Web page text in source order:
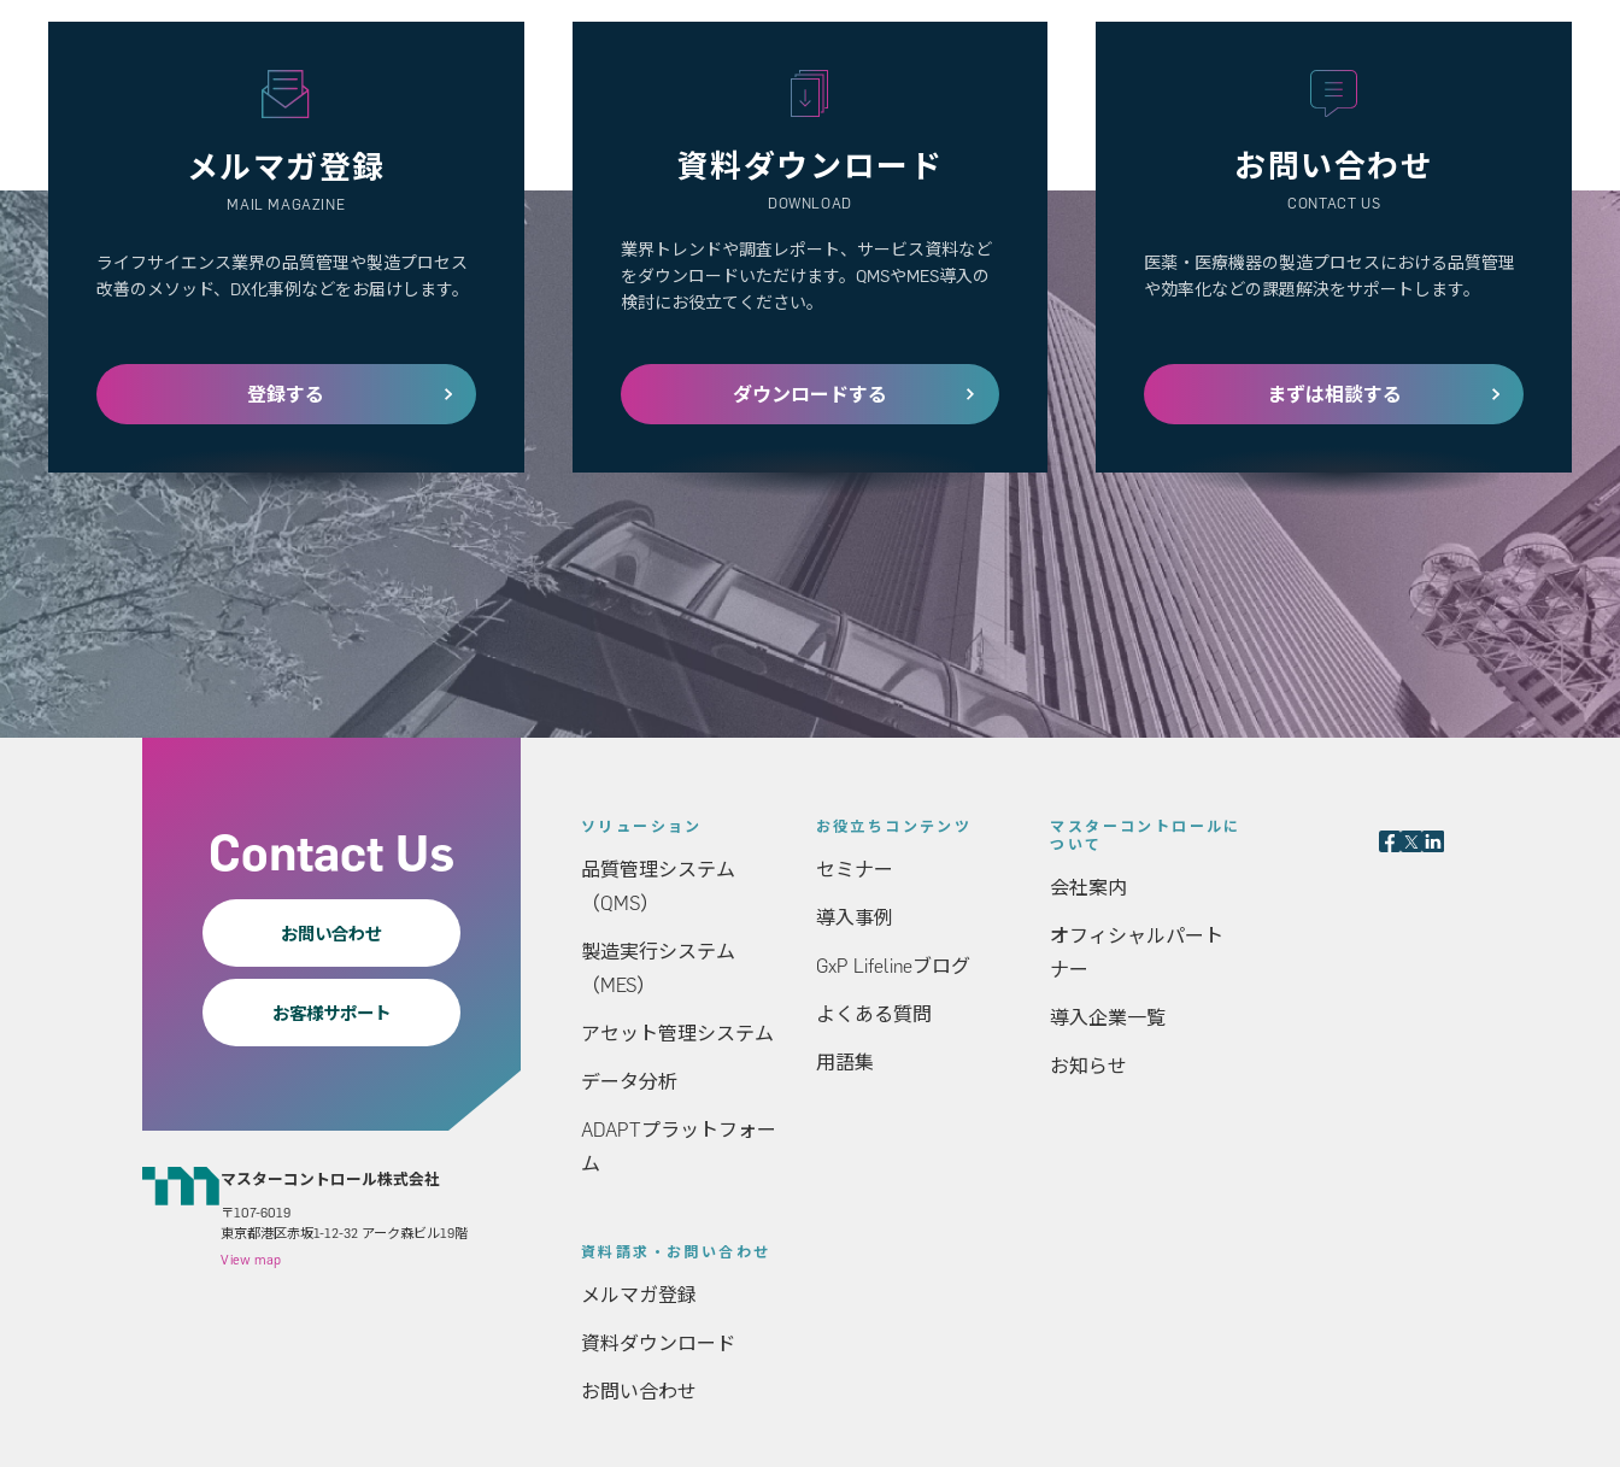
メルマガ登録
MAIL MAGAZINE
ライフサイエンス業界の品質管理や製造プロセス
改善のメソッド、DX化事例などをお届けします。
登録する
資料ダウンロード
DOWNLOAD
業界トレンドや調査レポート、サービス資料など
をダウンロードいただけます。QMSやMES導入の
検討にお役立てください。
ダウンロードする
お問い合わせ
CONTACT US
医薬・医療機器の製造プロセスにおける品質管理
や効率化などの課題解決をサポートします。
まずは相談する
Contact Us
お問い合わせ
お客様サポート
ソリューション
品質管理システム
（QMS）
製造実行システム
（MES）
アセット管理システム
データ分析
ADAPTプラットフォー
ム
お役立ちコンテンツ
セミナー
導入事例
GxP Lifelineブログ
よくある質問
用語集
マスターコントロールに
ついて
会社案内
オフィシャルパート
ナー
導入企業一覧
お知らせ
資料請求・お問い合わせ
メルマガ登録
資料ダウンロード
お問い合わせ
マスターコントロール株式会社
〒107-6019
東京都港区赤坂1-12-32 アーク森ビル19階
View map